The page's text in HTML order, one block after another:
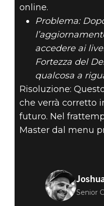
online.
Problema:
accedere ai
Fortezza del
qualcosa a
Risoluzione:
che verrà corretto
futuro. Nel
Master dal menu
Senior